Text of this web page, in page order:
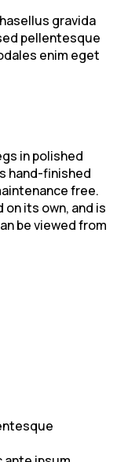
gravida
pellentesque
enim eget
in polished
hand-finished
free.
on its own, and is
be viewed from